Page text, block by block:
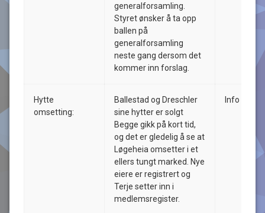
generalforsamling.
Styret ønsker å ta opp
ballen på
generalforsamling
neste gang dersom det
kommer inn forslag.
Hytte
omsetting:
Ballestad og Dreschler
sine hytter er solgt
Begge gikk på kort tid,
og det er gledelig å se at
Løgeheia omsetter i et
ellers tungt marked. Nye
eiere er registrert og
Terje setter inn i
medlemsregister.
Info